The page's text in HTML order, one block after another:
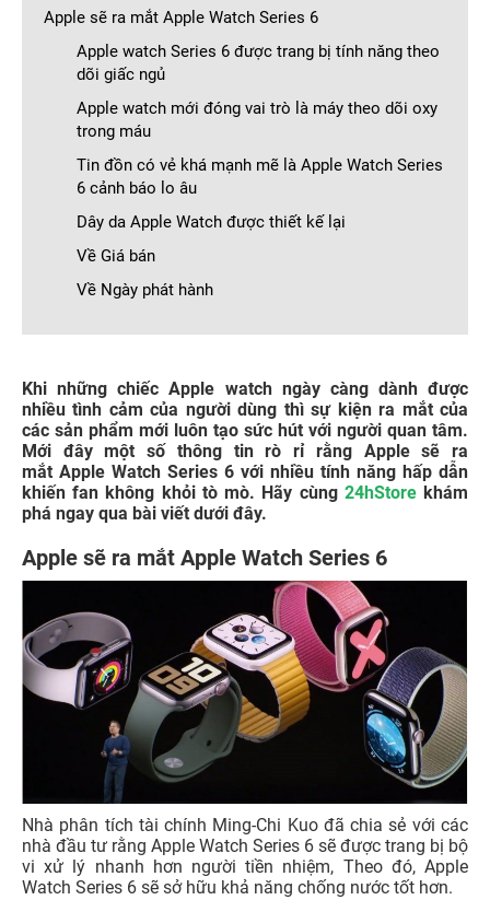
Apple sẽ ra mắt Apple Watch Series 6
Apple watch Series 6 được trang bị tính năng theo
dõi giấc ngủ
Apple watch mới đóng vai trò là máy theo dõi oxy
trong máu
Tin đồn có vẻ khá mạnh mẽ là Apple Watch Series
6 cảnh báo lo âu
Dây da Apple Watch được thiết kế lại
Về Giá bán
Về Ngày phát hành
Khi những chiếc Apple watch ngày càng dành được
nhiều tình cảm của người dùng thì sự kiện ra mắt của
các sản phẩm mới luôn tạo sức hút với người quan tâm.
Mới đây một số thông tin rò rỉ rằng Apple sẽ ra
mắt Apple Watch Series 6 với nhiều tính năng hấp dẫn
khiến fan không khỏi tò mò. Hãy cùng 24hStorekhám
phá ngay qua bài viết dưới đây.
Apple sẽ ra mắt Apple Watch Series 6
Nhà phân tích tài chính Ming-Chi Kuo đã chia sẻ với các
nhà đầu tư rằng Apple Watch Series 6 sẽ được trang bị bộ
vi xử lý nhanh hơn người tiền nhiệm, Theo đó, Apple
Watch Series 6 sẽ sở hữu khả năng chống nước tốt hơn.